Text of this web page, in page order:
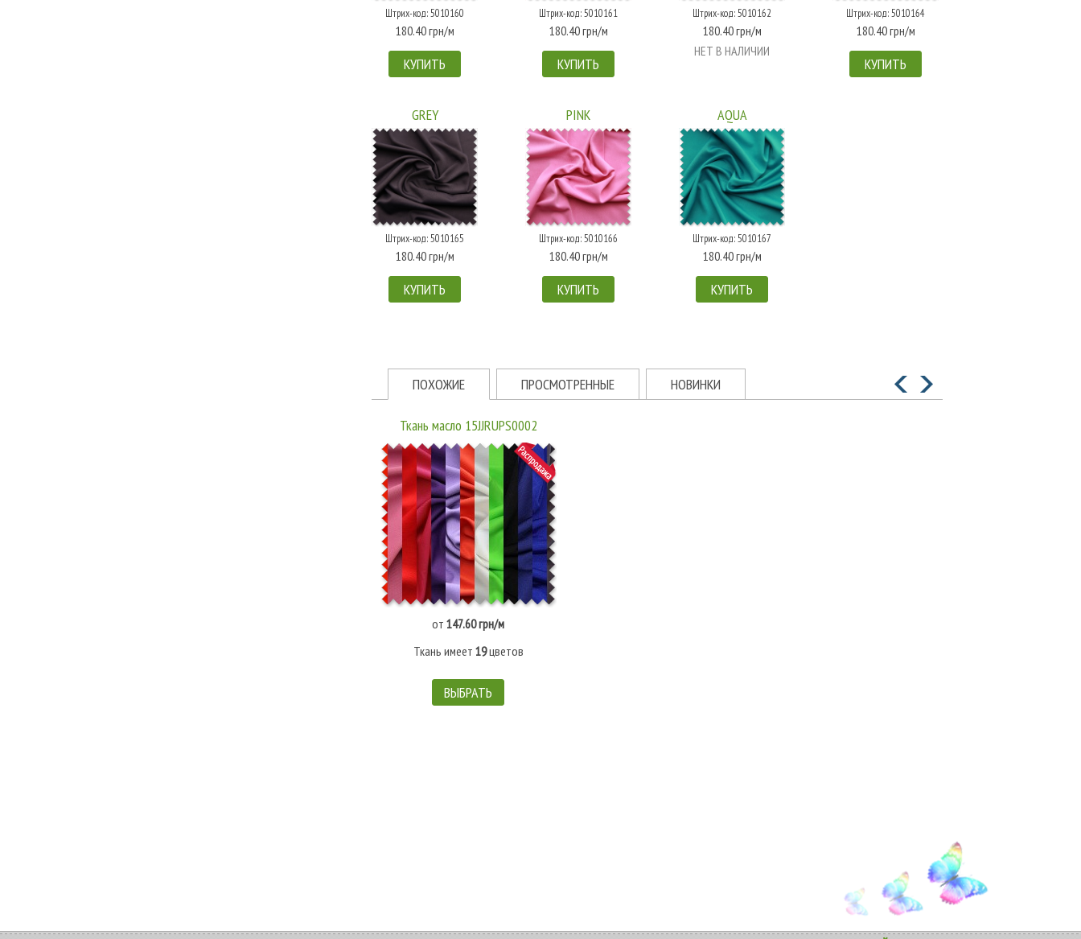
Штрих-код: 5010160
180.40 грн/м
КУПИТЬ
Штрих-код: 5010161
180.40 грн/м
КУПИТЬ
Штрих-код: 5010162
180.40 грн/м
НЕТ В НАЛИЧИИ
Штрих-код: 5010164
180.40 грн/м
КУПИТЬ
GREY
Штрих-код: 5010165
180.40 грн/м
КУПИТЬ
PINK
Штрих-код: 5010166
180.40 грн/м
КУПИТЬ
AQUA
Штрих-код: 5010167
180.40 грн/м
КУПИТЬ
ПОХОЖИЕ ПРОСМОТРЕННЫЕ НОВИНКИ
Ткань масло 15JJRUPS0002
от 147.60 грн/м
Ткань имеет 19цветов
ВЫБРАТЬ